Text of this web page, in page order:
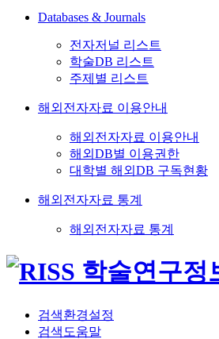
Databases & Journals
전자저널 리스트
학술DB 리스트
주제별 리스트
해외전자자료 이용안내
해외전자자료 이용안내
해외DB별 이용권한
대학별 해외DB 구독현황
해외전자자료 통계
해외전자자료 통계
검색환경설정
검색도움말